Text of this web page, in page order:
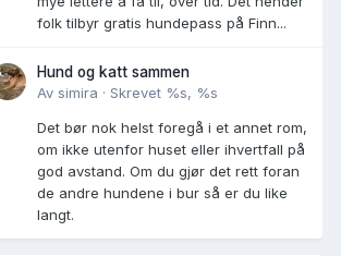
folk tilbyr gratis hundepass på Finn...
Hund og katt sammen
Av simira · Skrevet %s, %s
Det bør nok helst foregå i et annet rom,
om ikke utenfor huset eller ihvertfall på
god avstand. Om du gjør det rett foran
de andre hundene i bur så er du like
langt.